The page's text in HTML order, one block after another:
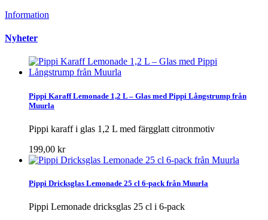
Information
Nyheter
Pippi Karaff Lemonade 1,2 L – Glas med Pippi Långstrump från
Muurla
Pippi karaff i glas 1,2 L med färgglatt citronmotiv
199,00 kr
Pippi Dricksglas Lemonade 25 cl 6-pack från Muurla
Pippi Lemonade dricksglas 25 cl i 6-pack